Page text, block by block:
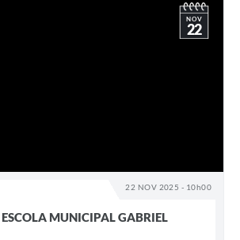
22 NOV 2025 - 10h00
NOV
22
MUNICIPAL GABRIEL